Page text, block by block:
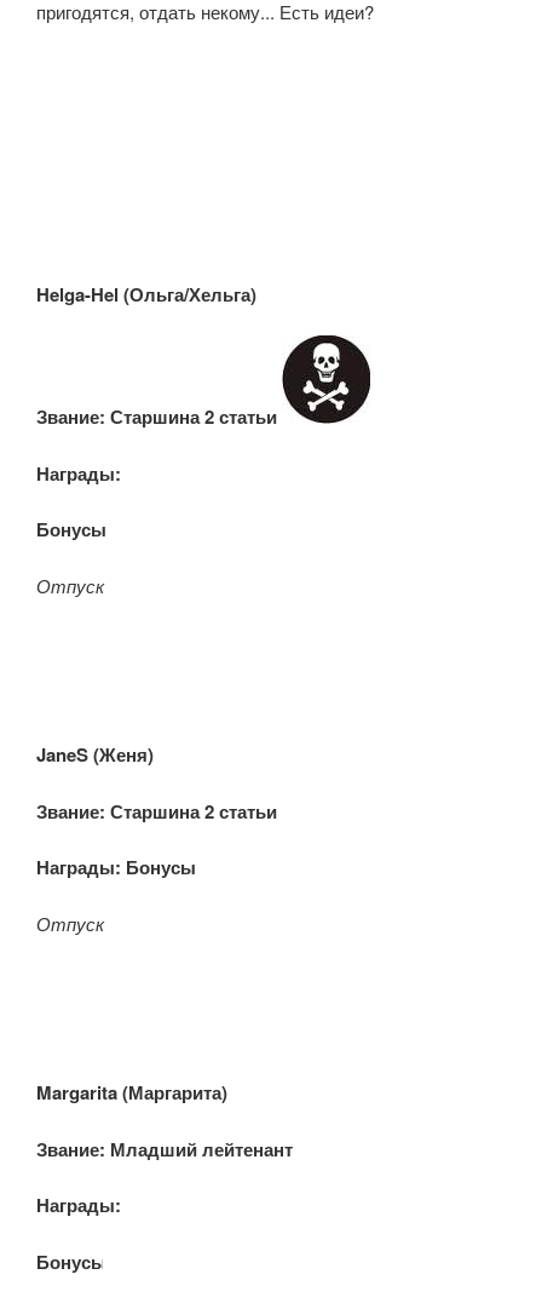
пригодятся, отдать некому... Есть идеи?
Helga-Hel (Ольга/Хельга)
Звание: Старшина 2 статьи
Награды:
Бонусы:
Отпуск
JaneS (Женя)
Звание: Старшина 2 статьи
Награды: Бонусы:
Отпуск
Margarita (Маргарита)
Звание: Младший лейтенант
Награды:
Бонусы: